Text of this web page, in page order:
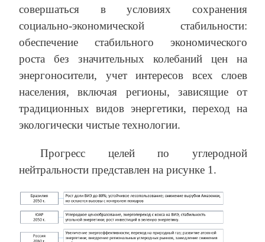
совершаться в условиях сохранения
социально-экономической стабильности:
обеспечение стабильного экономического
роста без значительных колебаний цен на
энергоносители, учет интересов всех слоев
населения, включая регионы, зависящие от
традиционных видов энергетики, переход на
экологически чистые технологии.
Прогресс целей по углеродной
нейтральности представлен на рисунке 1.